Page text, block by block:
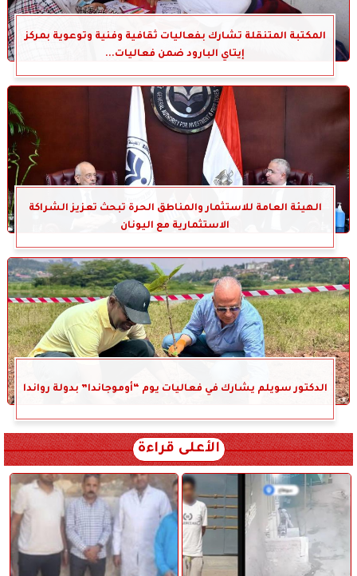
المكتبة المتنقلة تشارك بفعاليات ثقافية وفنية وتوعوية بمركز
إيتاي البارود ضمن فعاليات...
الهيئة العامة للاستثمار والمناطق الحرة تبحث تعزيز الشراكة
الاستثمارية مع اليونان
الدكتور سويلم يشارك في فعاليات يوم “أوموجاندا” بدولة رواندا
الأعلى قراءة